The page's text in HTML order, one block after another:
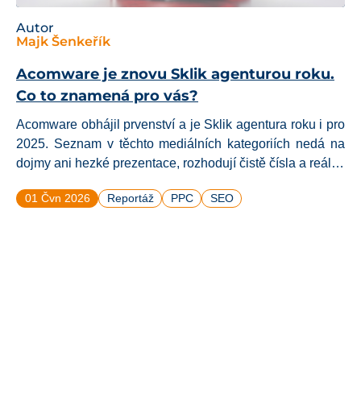
Autor
Majk Šenkeřík
Acomware je znovu Sklik agenturou roku.
Co to znamená pro vás?
Acomware obhájil prvenství a je Sklik agentura roku i pro
2025. Seznam v těchto mediálních kategoriích nedá na
dojmy ani hezké prezentace, rozhodují čistě čísla a reálný
užitečný signál, že v Acomware získají kvalitního a
01 Čvn 2026 Reportáž PPC SEO